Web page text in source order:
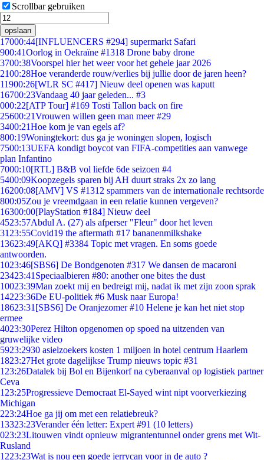
Scrollbar gebruiken
opslaan
17000:44[INFLUENCERS #294] supermarkt Safari
900:41Oorlog in Oekraïne #1318 Drone baby drone
3700:38Voorspel hier het weer voor het gehele jaar 2026
2100:28Hoe veranderde rouw/verlies bij jullie door de jaren heen?
11900:26[WLR SC #417] Nieuw deel openen was kaputt
16700:23Vandaag 40 jaar geleden... #3
000:22[ATP Tour] #169 Tosti Tallon back on fire
25600:21Vrouwen willen geen man meer #29
3400:21Hoe kom je van egels af?
800:19Woningtekort: dus ga je woningen slopen, logisch
7500:13UEFA kondigt boycot van FIFA-competities aan vanwege
plan Infantino
7000:10[RTL] B&B vol liefde 6de seizoen #4
5400:09Koopzegels sparen bij AH duurt straks 2x zo lang
16200:08[AMV] VS #1312 spammers van de internationale rechtsorde
800:05Zou je vreemdgaan in een relatie kunnen vergeven?
16300:00[PlayStation #184] Nieuw deel
4523:57Abdul A. (27) als afperser "Fleur" door het leven
31 23:55Covid19 the aftermath #17 bananenmilkshake
13623:49[AKQ] #3384 Topic met vragen. En soms goede
antwoorden.
1023:46[SBS6] De Bondgenoten #317 We dansen de macaroni
23423:41 Speciaalbieren #80: another one bites the dust
10023:39Man zoekt mij en bedreigt mij, nadat ik met zijn zoon sprak
14223:36De EU-politiek #6 Musk naar Europa!
18623:31 [SBS6] De Oranjezomer #10 Helene je kan het niet stop
ermee
4023:30Perez Hilton opgenomen op spoed na uitzenden van
gruwelijke video
5923:2930 asielzoekers kosten 1 miljoen in hotel centrum Haarlem
1823:27Het grote dagelijkse Trump nieuws topic #31
1 23:26Datalek bij Bol en Bijenkorf na cyberaanval op logistiek partner
Ceva
1 23:25Progressieve Democraat El-Sayed wint nipt voorverkiezing
Michigan
223:24Hoe ga jij om met een relatiebreuk?
13323:23Verander één letter: Expert #91 (10 letters)
023:23Litouwen vindt opnieuw migrantentunnel onder grens met Wit-
Rusland
1223:23Wat is nou een goede jerrycan voor in de auto ?